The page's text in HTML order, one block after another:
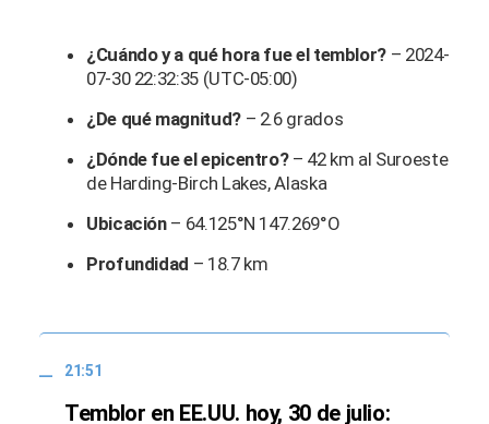
¿Cuándo y a qué hora fue el temblor? – 2024-
07-30 22:32:35 (UTC-05:00)
¿De qué magnitud? – 2.6 grados
¿Dónde fue el epicentro? – 42 km al Suroeste
de Harding-Birch Lakes, Alaska
Ubicación– 64.125°N 147.269°O
Profundidad – 18.7 km
21:51
Temblor en EE.UU. hoy, 30 de julio: